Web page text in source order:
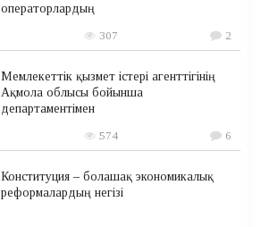
операторлардың
307 2
Мемлекеттік қызмет істері агенттігінің
Ақмола облысы бойынша
департаментімен
574 6
Конституция – болашақ экономикалық
реформалардың негізі